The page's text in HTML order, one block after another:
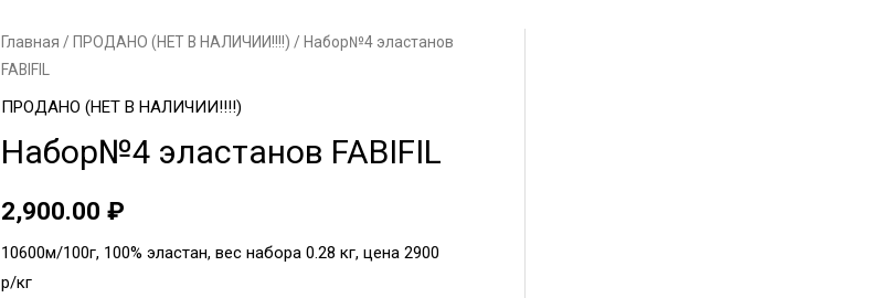
Главная / ПРОДАНО (НЕТ В НАЛИЧИИ!!!!) / Набор№4 эластанов
FABIFIL
ПРОДАНО (НЕТ В НАЛИЧИИ!!!!)
Набор№4 эластанов FABIFIL
2,900.00₽
10600м/100г, 100% эластан, вес набора 0.28 кг, цена 2900
р/кг